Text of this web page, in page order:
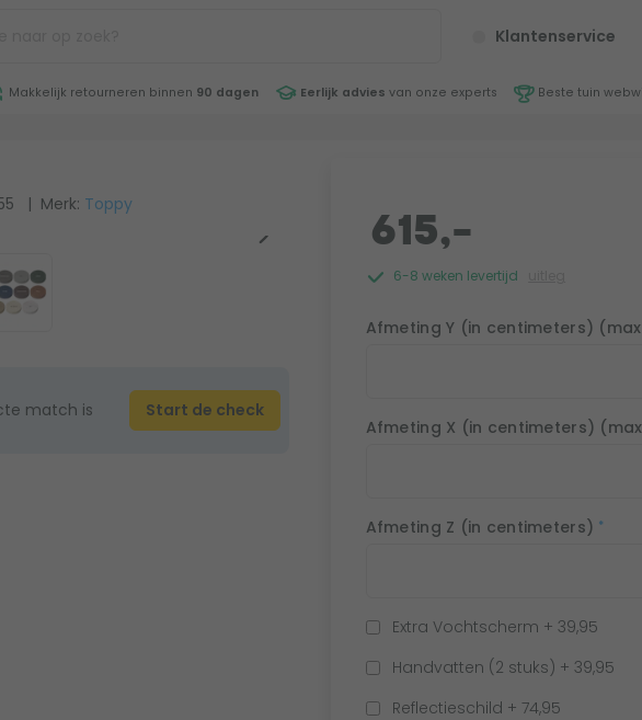
Klantenservice
Makkelijk retourneren binnen 90 dagen Eerlijk advies van onze experts Beste tuin
| Merk: Toppy
match is
Start de check
615,-
6-8 weken levertijd
Afmeting Y (in centimeters)
Afmeting X (in centimeters)
Afmeting Z (in centimeters) *
Extra Vochtscherm + 39,95
Handvatten (2 stuks) + 39,95
Reflectieschild + 74,95